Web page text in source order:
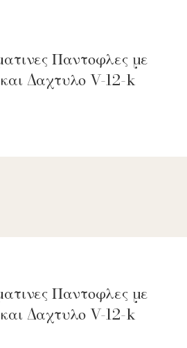
Παντοφλες με
Δαχτυλο V-12-k
Παντοφλες με
Δαχτυλο V-12-k